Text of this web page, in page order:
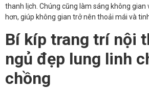
thanh lịch. Chúng cũng làm sáng không gian
hơn, giúp không gian trở nên thoải mái và
Bí kíp trang trí nội
ngủ đẹp lung linh
chồng